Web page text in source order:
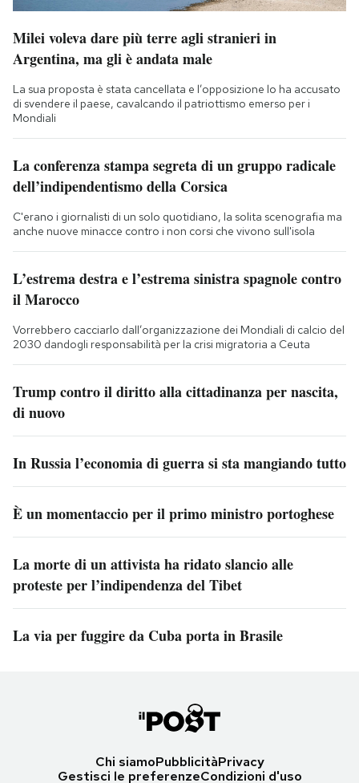
Milei voleva dare più terre agli stranieri in
Argentina, ma gli è andata male
La sua proposta è stata cancellata e l’opposizione lo ha accusato
di svendere il paese, cavalcando il patriottismo emerso per i
Mondiali
La conferenza stampa segreta di un gruppo radicale
dell’indipendentismo della Corsica
C'erano i giornalisti di un solo quotidiano, la solita scenografia ma
anche nuove minacce contro i non corsi che vivono sull'isola
L’estrema destra e l’estrema sinistra spagnole contro
il Marocco
Vorrebbero cacciarlo dall’organizzazione dei Mondiali di calcio del
2030 dandogli responsabilità per la crisi migratoria a Ceuta
Trump contro il diritto alla cittadinanza per nascita,
di nuovo
In Russia l’economia di guerra si sta mangiando tutto
È un momentaccio per il primo ministro portoghese
La morte di un attivista ha ridato slancio alle
proteste per l’indipendenza del Tibet
La via per fuggire da Cuba porta in Brasile
Chi siamoPubblicitàPrivacy
Gestisci le preferenzeCondizioni d'uso